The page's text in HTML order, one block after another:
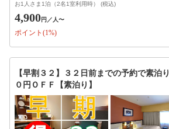
お1人さま1泊（2名1室利用時） (税込)
4,900円 ／人〜
ポイント(1%)
【早割３２】３２日前までの予約で素泊
０円ＯＦＦ【素泊り】